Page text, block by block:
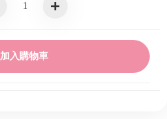
加入購物車